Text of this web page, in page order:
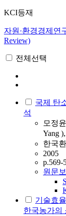
KCI등재
자원·환경경제연
Review)
전체선택
국제 탄
석
모정
Yang
한국
2005
p.569-
원문보
기술효
한국농가의